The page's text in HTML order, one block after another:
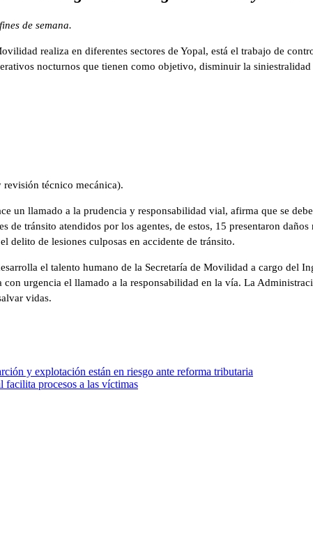
de semana.
realiza en diferentes sectores de Yopal, está el trabajo de
nocturnos que tienen como objetivo, disminuir la
técnico mecánica).
un llamado a la prudencia y responsabilidad vial, afirma que se
tránsito atendidos por los agentes, de estos, 15 presentaron
delito de lesiones culposas en accidente de tránsito.
el talento humano de la Secretaría de Movilidad a cargo del
urgencia el llamado a la responsabilidad en la vía. La
vidas.
y explotación están en riesgo ante reforma tributaria
facilita procesos a las víctimas